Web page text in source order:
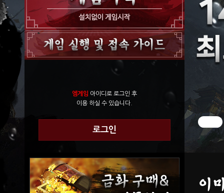
엠게임 아이디로 로그인 후
이용 하실 수 있습니다.
로그인
이